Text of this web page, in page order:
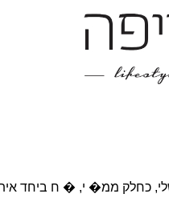
כחלק ממ� י, � ח ביחד